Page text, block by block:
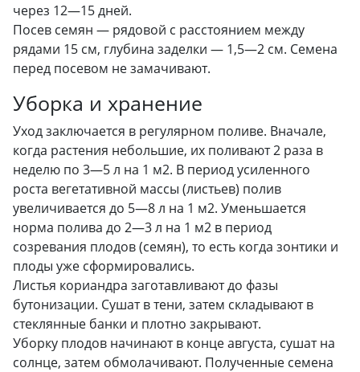
через 12—15 дней.
Посев семян — рядовой с расстоянием между
рядами 15 см, глубина заделки — 1,5—2 см. Семена
перед посевом не замачивают.
Уборка и хранение
Уход заключается в регулярном поливе. Вначале,
когда растения небольшие, их поливают 2 раза в
неделю по 3—5 л на 1 м2. В период усиленного
роста вегетативной массы (листьев) полив
увеличивается до 5—8 л на 1 м2. Уменьшается
норма полива до 2—3 л на 1 м2 в период
созревания плодов (семян), то есть когда зонтики и
плоды уже сформировались.
Листья кориандра заготавливают до фазы
бутонизации. Сушат в тени, затем складывают в
стеклянные банки и плотно закрывают.
Уборку плодов начинают в конце августа, сушат на
солнце, затем обмолачивают. Полученные семена